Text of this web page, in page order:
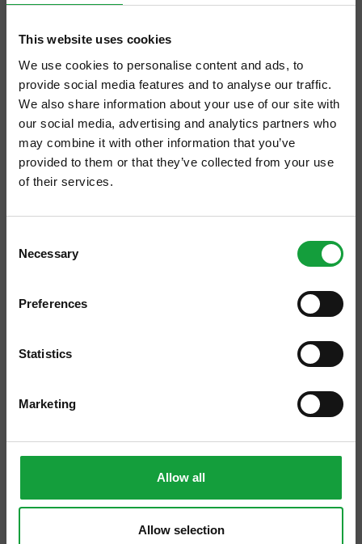
This website uses cookies
We use cookies to personalise content and ads, to
provide social media features and to analyse our traffic.
We also share information about your use of our site with
our social media, advertising and analytics partners who
may combine it with other information that you’ve
provided to them or that they’ve collected from your use
of their services.
Selection
Necessary
Preferences
Statistics
Marketing
Allow all
Allow selection
La guida Flos Olei di Marco Oreggia premia
provincia di Bari: parlare di olio e di Puglia
potrebbe già essere una garanzia di qualità,
ISCRIVITI ALLA NEWSLETTER
Resta aggiornato su tutte le ultime novita nel campo